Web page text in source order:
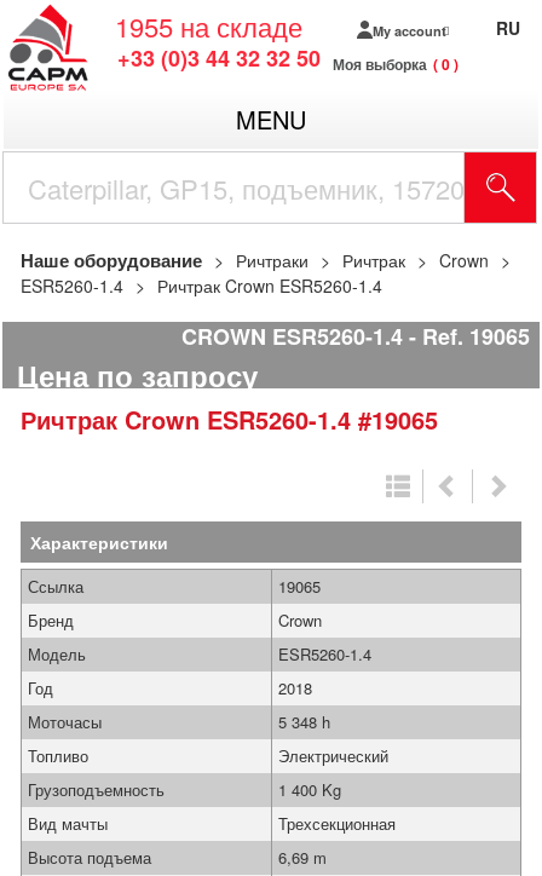
1955 на складе
+33 (0)3 44 32 32 50
My account
Моя выборка 0
RU
MENU
Наше оборудование Ричтраки Ричтрак
Crown
ESR5260-1.4
Ричтрак Crown ESR5260-1.4
CROWN ESR5260-1.4 Ref. 19065
Цена по запросу
Ричтрак Crown ESR5260-1.4 #19065
Характеристики
Ссылка
19065
Бренд
Crown
Модель
ESR5260-1.4
Год
2018
Моточасы
5 348 h
Топливо
Электрический
Грузоподъемность
1 400 Kg
Вид мачты
Трехсекционная
Высота подъема
6,69 m